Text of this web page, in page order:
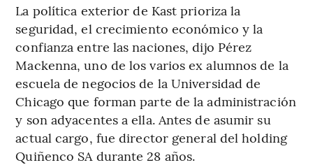
La política exterior de Kast prioriza la
seguridad, el crecimiento económico y la
confianza entre las naciones, dijo Pérez
Mackenna, uno de los varios ex alumnos de la
escuela de negocios de la Universidad de
Chicago que forman parte de la administración
y son adyacentes a ella. Antes de asumir su
actual cargo, fue director general del holding
Quiñenco SA durante 28 años.